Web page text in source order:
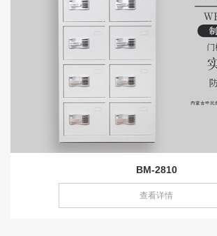
BM-2810
查看详情